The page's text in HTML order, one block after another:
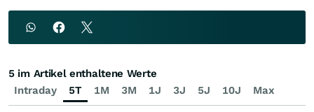
Intraday 5T 1M 3M 1J 3J 5J 10J Max
5 im Artikel enthaltene Werte